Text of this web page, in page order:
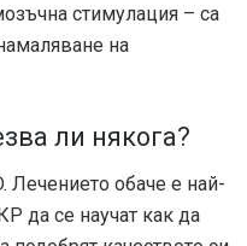
стимулация – са
на
ли някога?
Лечението обаче е най-
да се научат как да